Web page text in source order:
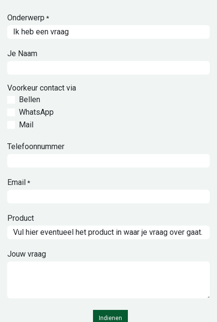
Onderwerp *
Je Naam
Voorkeur contact via
Bellen
WhatsApp
Mail
Telefoonnummer
Email*
Product
Jouw vraag
Indienen